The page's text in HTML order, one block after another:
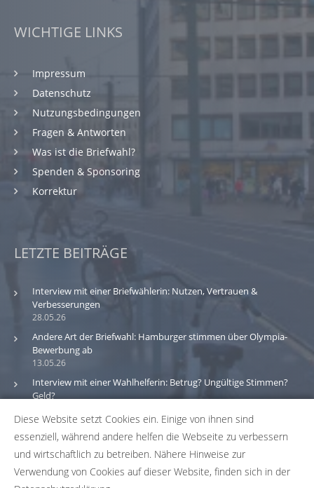
WICHTIGE LINKS
Impressum
Datenschutz
Nutzungsbedingungen
Fragen & Antworten
Was ist die Briefwahl?
Spenden & Sponsoring
Korrektur
LETZTE BEITRÄGE
28.05.26
Interview mit einer Briefwählerin: Nutzen, Vertrauen &
Verbesserungen
13.05.26
Andere Art der Briefwahl: Hamburger stimmen über Olympia-
Bewerbung ab
Interview mit einer Wahlhelferin: Betrug? Ungültige Stimmen?
Geld?
Bitte beachte: Wir versuchen alle Daten und Informationen
zu den Wahlbüros in unserer Datenbank so aktuell wie
möglich zu halten. Solltest du einen Fehler in unserer
Diese Website setzt Cookies ein. Einige von ihnen sind
essenziell, während andere helfen die Webseite zu verbessern
und wirtschaftlich zu betreiben. Nähere Hinweise zur
Verwendung von Cookies auf dieser Website, finden sich in der